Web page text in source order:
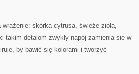
skórka cytrusa, świeże zioła,
takim detalom zwykły napój zamienia się w
by bawić się kolorami i tworzyć